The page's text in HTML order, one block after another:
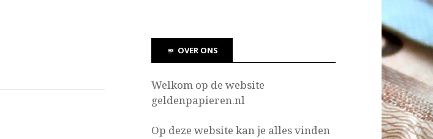
OVER ONS
Welkom op de website
geldenpapieren.nl
Op deze website kan je alles vinden